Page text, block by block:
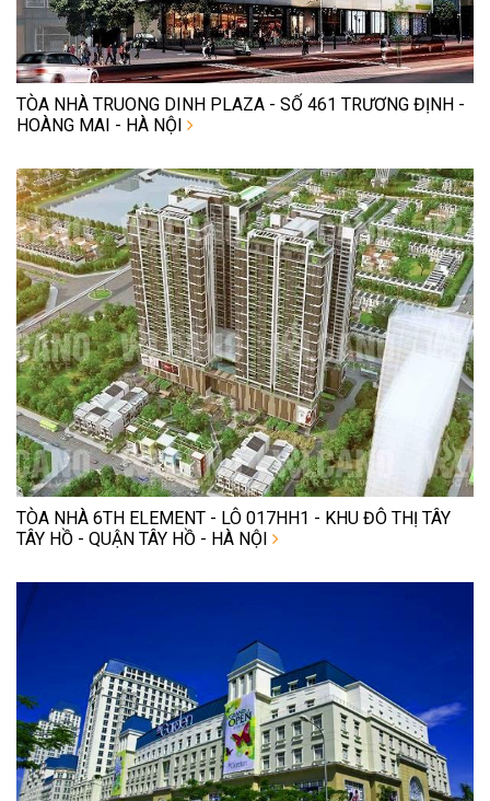
TÒA NHÀ TRUONG DINH PLAZA - SỐ 461 TRƯƠNG ĐỊNH -
HOÀNG MAI - HÀ NỘI
TÒA NHÀ 6TH ELEMENT - LÔ 017HH1 - KHU ĐÔ THỊ TÂY
TÂY HỒ - QUẬN TÂY HỒ - HÀ NỘI